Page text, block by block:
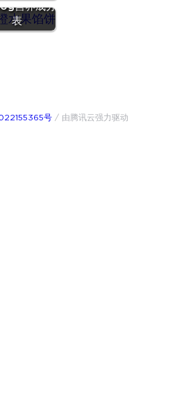
营养成分
表
号/ 由腾讯云强力驱动